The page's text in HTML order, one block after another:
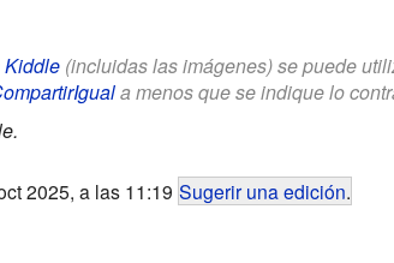
(incluidas las imágenes) se puede
a menos que se indique lo
2025, a las 11:19 Sugerir una edición.